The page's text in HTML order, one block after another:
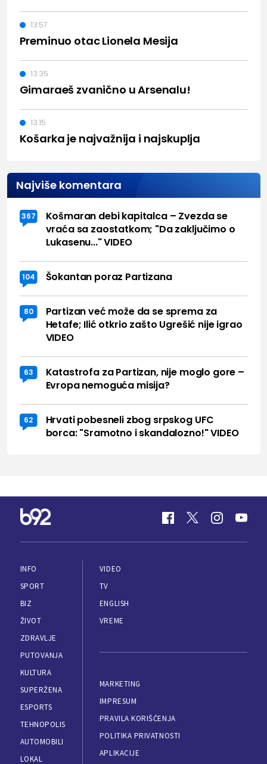
Preminuo otac Lionela Mesija
13:57
Gimaraeš zvanično u Arsenalu!
13:35
Košarka je najvažnija i najskuplja
13:15
Najviše komentara
367
Košmaran debi kapitalca – Zvezda se
vraća sa zaostatkom; "Da zaključimo o
Lukasenu..." VIDEO
104 Šokantan poraz Partizana
80
Partizan već može da se sprema za
Hetafe; Ilić otkrio zašto Ugrešić nije igrao
VIDEO
63
Katastrofa za Partizan, nije moglo gore –
Evropa nemoguća misija?
62
Hrvati pobesneli zbog srpskog UFC
borca: "Sramotno i skandalozno!" VIDEO
INFO
SPORT
BIZ
ŽIVOT
ZDRAVLJE
PUTOVANJA
KULTURA
SUPERŽENA
ESPORTS
TEHNOPOLIS
AUTOMOBILI
LOKAL
VIDEO
TV
ENGLISH
VREME
MARKETING
IMPRESUM
PRAVILA KORIŠĆENJA
POLITIKA PRIVATNOSTI
APLIKACIJE